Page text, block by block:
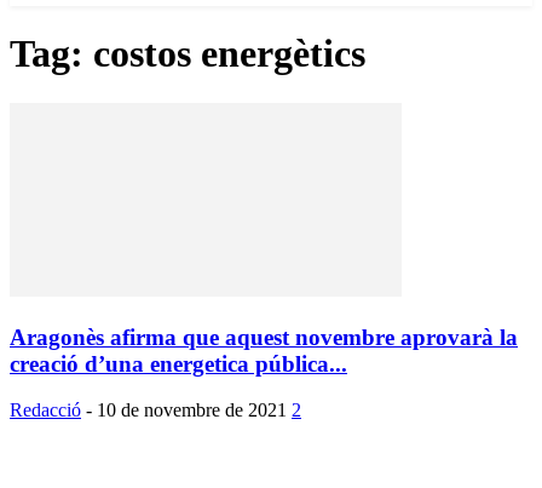
Tag: costos energètics
Aragonès afirma que aquest novembre aprovarà la
creació d’una energetica pública...
Redacció - 10 de novembre de 2021 2